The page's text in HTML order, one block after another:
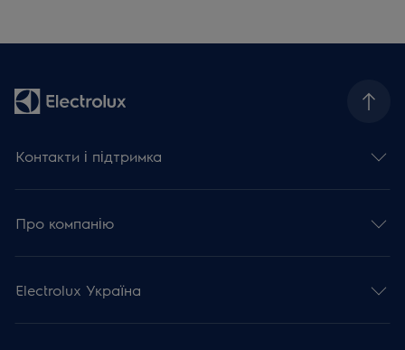
Контакти і підтримка
Про компанію
Electrolux Україна